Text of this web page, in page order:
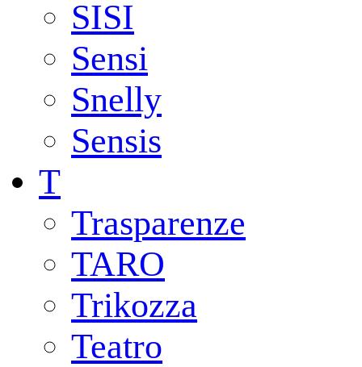
SISI
Sensi
Snelly
Sensis
T
Trasparenze
TARO
Trikozza
Teatro